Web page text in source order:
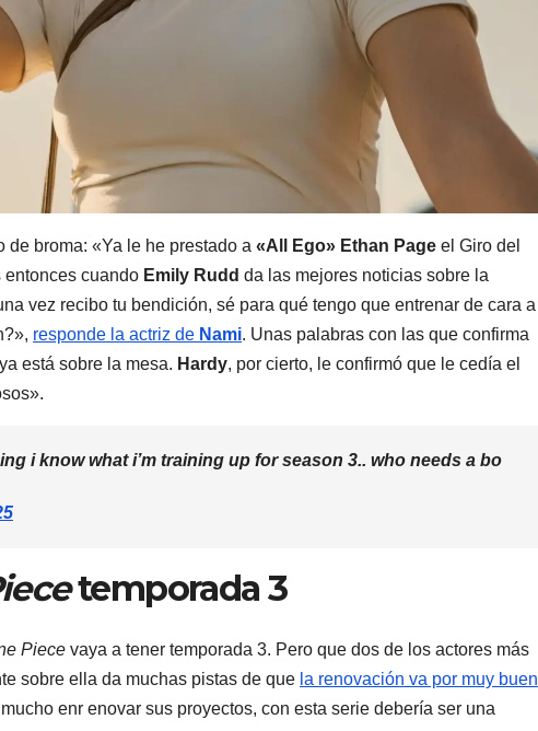
broma: «Ya le he prestado a «All Ego» Ethan Page el Giro del
entonces cuando Emily Rudd da las mejores noticias sobre la
vez recibo tu bendición, sé para qué tengo que entrenar de cara a
responde la actriz de Nami. Unas palabras con las que confirma
está sobre la mesa. Hardy, por cierto, le confirmó que le cedía el
i know what i’m training up for season 3.. who needs a bo
temporada 3
Piece vaya a tener temporada 3. Pero que dos de los actores más
sobre ella da muchas pistas de que la renovación va por muy buen
enr enovar sus proyectos, con esta serie debería ser una